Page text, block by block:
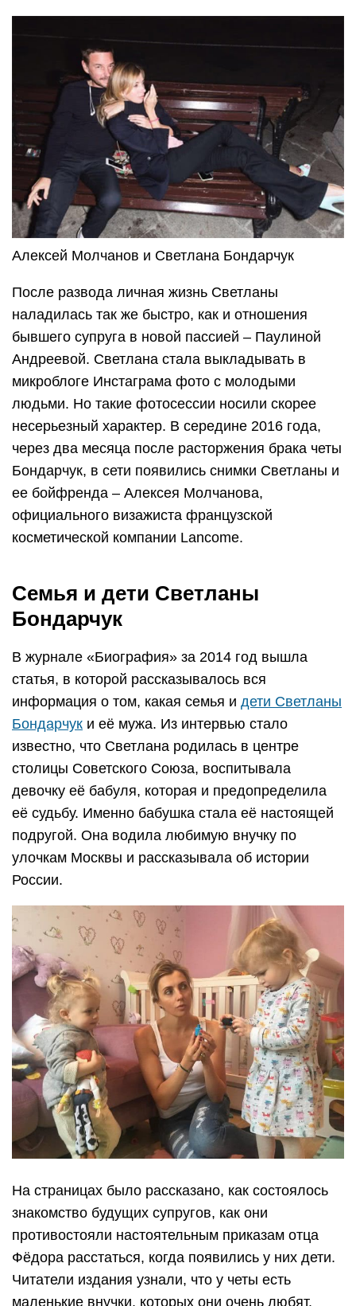
Алексей Молчанов и Светлана Бондарчук
После развода личная жизнь Светланы
наладилась так же быстро, как и отношения
бывшего супруга в новой пассией – Паулиной
Андреевой. Светлана стала выкладывать в
микроблоге Инстаграма фото с молодыми
людьми. Но такие фотосессии носили скорее
несерьезный характер. В середине 2016 года,
через два месяца после расторжения брака четы
Бондарчук, в сети появились снимки Светланы и
ее бойфренда – Алексея Молчанова,
официального визажиста французской
косметической компании Lancome.
Семья и дети Светланы
Бондарчук
В журнале «Биография» за 2014 год вышла
статья, в которой рассказывалось вся
информация о том, какая семья и дети Светланы
Бондарчук и её мужа. Из интервью стало
известно, что Светлана родилась в центре
столицы Советского Союза, воспитывала
девочку её бабуля, которая и предопределила
её судьбу. Именно бабушка стала её настоящей
подругой. Она водила любимую внучку по
улочкам Москвы и рассказывала об истории
России.
На страницах было рассказано, как состоялось
знакомство будущих супругов, как они
противостояли настоятельным приказам отца
Фёдора расстаться, когда появились у них дети.
Читатели издания узнали, что у четы есть
маленькие внучки, которых они очень любят.